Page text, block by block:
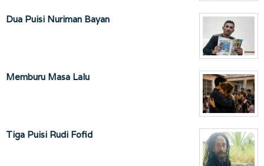
Dua Puisi Nuriman Bayan
Memburu Masa Lalu
Tiga Puisi Rudi Fofid